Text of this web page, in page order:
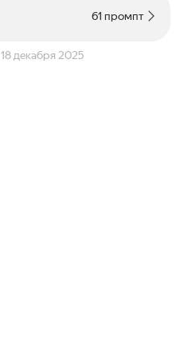
61 промпт
18 декабря 2025